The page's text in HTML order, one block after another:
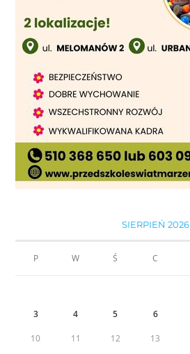
SIERPIEŃ 2026
P W Ś C
3 4 5 6
10 11 12 13